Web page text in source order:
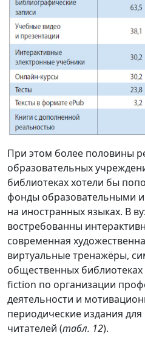
При этом более половины
образовательных
библиотеках хотели бы
фонды образовательными
на иностранных языках. В
востребованны
современная
виртуальные тренажёры,
общественных
fiction по организации
деятельности и
периодические издания
читателей (табл. 12).